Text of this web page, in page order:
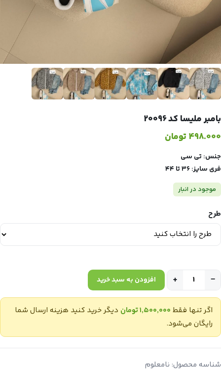
بامبر ملیسا کد 20096
498.000 تومان
جنس: تی سی
فری سایز: ۳۶ تا ۴۴
موجود در انبار
طرح
−
+ افزودن به سبد خرید
اگر تنها فقط ۱٬۵۰۰٬۰۰۰ تومان
دیگر خرید کنید هزینه ارسال شما
رایگان می‌شود.
شناسه محصول: نامعلوم